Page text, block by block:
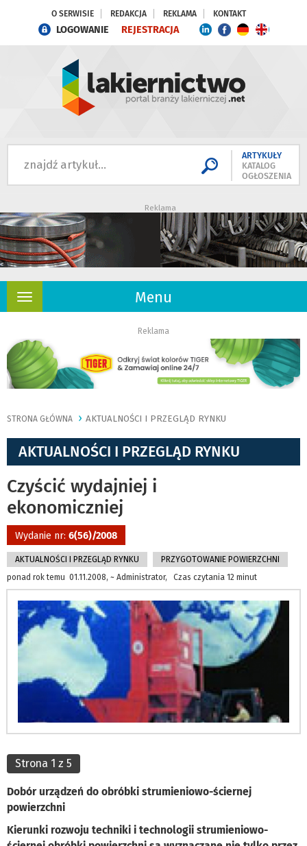
O SERWISIE REDAKCJA REKLAMA KONTAKT
LOGOWANIE REJESTRACJA
ARTYKUŁY
KATALOG
OGŁOSZENIA
Reklama
Menu
Rozwiń
Reklama
STRONA GŁÓWNA AKTUALNOŚCI I PRZEGLĄD RYNKU
AKTUALNOŚCI I PRZEGLĄD RYNKU
Czyścić wydajniej i
ekonomiczniej
Wydanie nr: 6(56)/2008
AKTUALNOŚCI I PRZEGLĄD RYNKU
PRZYGOTOWANIE POWIERZCHNI
ponad rok temu 01.11.2008, ~ Administrator, Czas czytania 12 minut
Strona 1 z 5
Dobór urządzeń do obróbki strumieniowo-ściernej
powierzchni
Kierunki rozwoju techniki i technologii strumieniowo-